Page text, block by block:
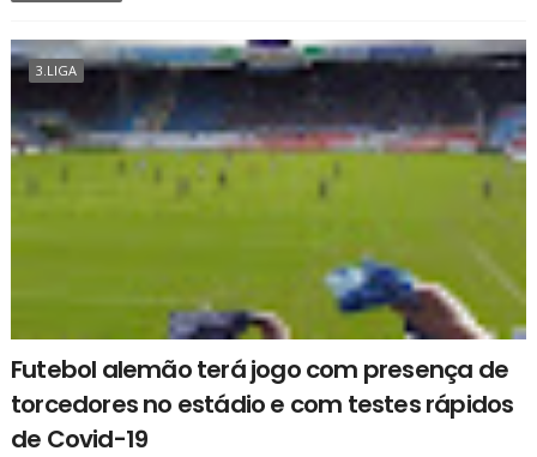
3.LIGA
Futebol alemão terá jogo com presença de
torcedores no estádio e com testes rápidos
de Covid-19